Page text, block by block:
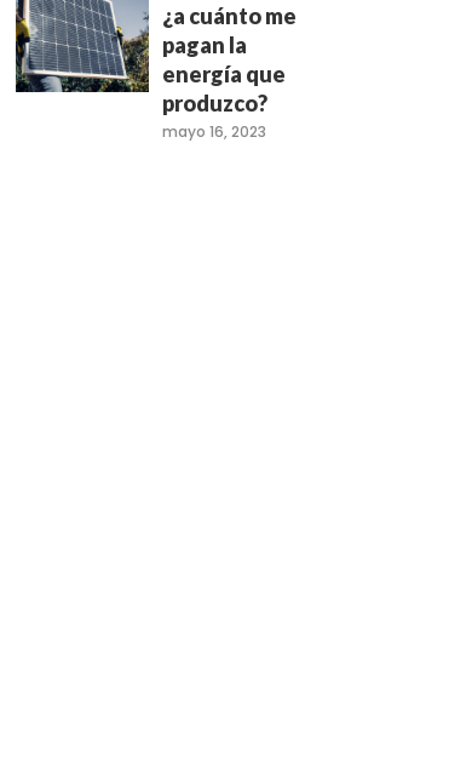
¿a cuánto me
pagan la
energía que
produzco?
mayo 16, 2023